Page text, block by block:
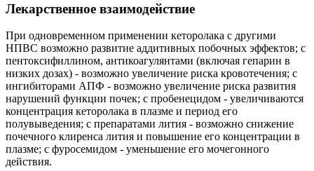
Лекарственное взаимодействие
При одновременном применении кеторолака с другими
НПВС возможно развитие аддитивных побочных эффектов; с
пентоксифиллином, антикоагулянтами (включая гепарин в
низких дозах) - возможно увеличение риска кровотечения; с
ингибиторами АПФ - возможно увеличение риска развития
нарушений функции почек; с пробенецидом - увеличиваются
концентрация кеторолака в плазме и период его
полувыведения; с препаратами лития - возможно снижение
почечного клиренса лития и повышение его концентрации в
плазме; с фуросемидом - уменьшение его мочегонного
действия.